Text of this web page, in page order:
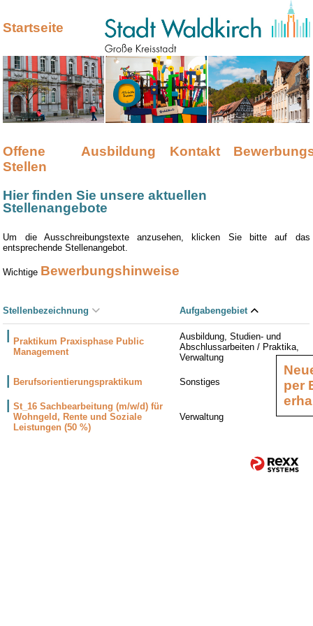
Startseite
Offene
Stellen
Ausbildung Kontakt
Hier finden Sie unsere aktuellen
Stellenangebote
Um die Ausschreibungstexte anzusehen, klicken Sie bitte auf das
entsprechende Stellenangebot.
Wichtige Bewerbungshinweise
Stellenbezeichnung Aufgabengebiet
Praktikum Praxisphase Public
Management
Ausbildung, Studien- und
Abschlussarbeiten / Praktika,
Verwaltung
Berufsorientierungspraktikum Sonstiges
St_16 Sachbearbeitung (m/w/d) für
Wohngeld, Rente und Soziale
Leistungen (50 %)
Verwaltung
per